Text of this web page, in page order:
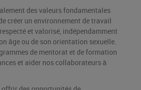
des valeurs fondamentales
créer un environnement de travail
et valorisé, indépendamment
âge ou de son orientation sexuelle.
de mentorat et de formation
et aider nos collaborateurs à